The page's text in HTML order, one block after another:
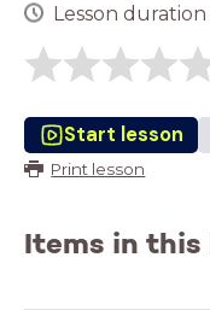
Lesson duration
Start lesson
Print lesson
Items in this